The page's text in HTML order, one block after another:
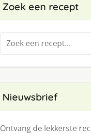
Zoek een recept
Zoeken
naar:
Nieuwsbrief
Ontvang de lekkerste